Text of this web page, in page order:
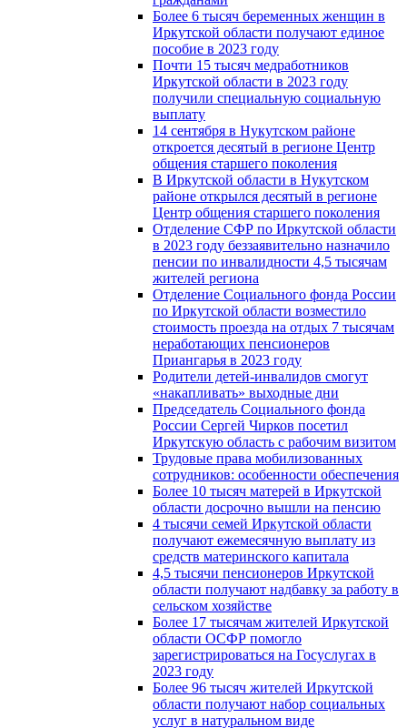
Более 6 тысяч беременных женщин в
Иркутской области получают единое
пособие в 2023 году
Почти 15 тысяч медработников
Иркутской области в 2023 году
получили специальную социальную
выплату
14 сентября в Нукутском районе
откроется десятый в регионе Центр
общения старшего поколения
В Иркутской области в Нукутском
районе открылся десятый в регионе
Центр общения старшего поколения
Отделение СФР по Иркутской области
в 2023 году беззаявительно назначило
пенсии по инвалидности 4,5 тысячам
жителей региона
Отделение Социального фонда России
по Иркутской области возместило
стоимость проезда на отдых 7 тысячам
неработающих пенсионеров
Приангарья в 2023 году
Родители детей-инвалидов смогут
«накапливать» выходные дни
Председатель Социального фонда
России Сергей Чирков посетил
Иркутскую область с рабочим визитом
Трудовые права мобилизованных
сотрудников: особенности обеспечения
Более 10 тысяч матерей в Иркутской
области досрочно вышли на пенсию
4 тысячи семей Иркутской области
получают ежемесячную выплату из
средств материнского капитала
4,5 тысячи пенсионеров Иркутской
области получают надбавку за работу в
сельском хозяйстве
Более 17 тысячам жителей Иркутской
области ОСФР помогло
зарегистрироваться на Госуслугах в
2023 году
Более 96 тысяч жителей Иркутской
области получают набор социальных
услуг в натуральном виде